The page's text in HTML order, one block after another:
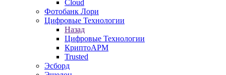
Cloud
Фотобанк Лори
Цифровые Технологии
Назад
Цифровые Технологии
КриптоАРМ
Trusted
Эсборд